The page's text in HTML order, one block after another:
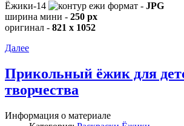
Ёжики-14
формат - JPG
ширина мини - 250 px
оригинал - 821 x 1052
Далее
Прикольный ёжик для
творчества
Информация о материале